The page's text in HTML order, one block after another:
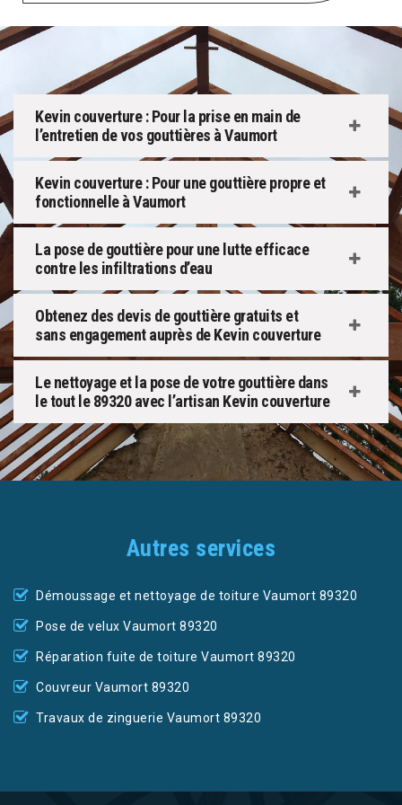
Kevin couverture : Pour la prise en main de
l’entretien de vos gouttières à Vaumort
Kevin couverture : Pour une gouttière propre et
fonctionnelle à Vaumort
La pose de gouttière pour une lutte efficace
contre les infiltrations d’eau
Obtenez des devis de gouttière gratuits et
sans engagement auprès de Kevin couverture
Le nettoyage et la pose de votre gouttière dans
le tout le 89320 avec l’artisan Kevin couverture
Autres services
Démoussage et nettoyage de toiture Vaumort 89320
Pose de velux Vaumort 89320
Réparation fuite de toiture Vaumort 89320
Couvreur Vaumort 89320
Travaux de zinguerie Vaumort 89320